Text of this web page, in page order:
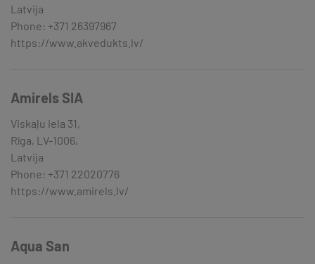
Latvija
Phone: +371 26397967
https://www.akvedukts.lv/
Amirels SIA
Viskaļu iela 31,
Rīga, LV-1006,
Latvija
Phone: +371 22020776
https://www.amirels.lv/
Aqua San